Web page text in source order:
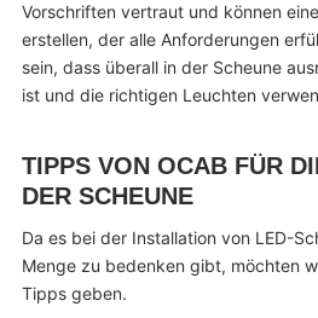
Vorschriften vertraut und können
erstellen, der alle Anforderungen
sein, dass überall in der Scheune
ist und die richtigen Leuchten
TIPPS VON OCAB FÜR
DER SCHEUNE
Da es bei der Installation von LED-
Menge zu bedenken gibt, möchten
Tipps geben.